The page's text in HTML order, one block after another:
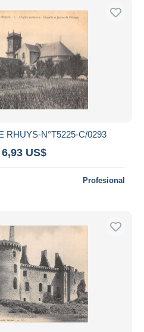
RHUYS-N°T5225-C/0293
US$
Profesional